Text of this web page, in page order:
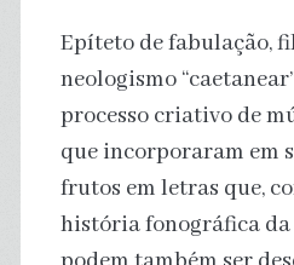
Epíteto de fabulação,
neologismo
processo criativo de
que incorporaram em
frutos em letras que,
história fonográfica